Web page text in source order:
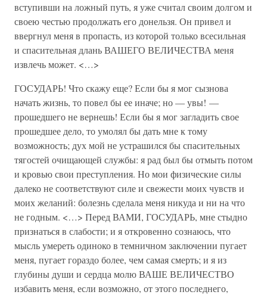
вступивши на ложный путь, я уже считал своим долгом и
своею честью продолжать его донельзя. Он привел и
ввергнул меня в пропасть, из которой только всесильная
и спасительная длань ВАШЕГО ВЕЛИЧЕСТВА меня
извлечь может. <…>
ГОСУДАРЬ! Что скажу еще? Если бы я мог сызнова
начать жизнь, то повел бы ее иначе; но — увы! —
прошедшего не вернешь! Если бы я мог загладить свое
прошедшее дело, то умолял бы дать мне к тому
возможность; дух мой не устрашился бы спасительных
тягостей очищающей службы: я рад был бы отмыть потом
и кровью свои преступления. Но мои физические силы
далеко не соответствуют силе и свежести моих чувств и
моих желаний: болезнь сделала меня никуда и ни на что
не годным. <…> Перед ВАМИ, ГОСУДАРЬ, мне стыдно
признаться в слабости; и я откровенно сознаюсь, что
мысль умереть одиноко в темничном заключении пугает
меня, пугает гораздо более, чем самая смерть; и я из
глубины души и сердца молю ВАШЕ ВЕЛИЧЕСТВО
избавить меня, если возможно, от этого последнего,